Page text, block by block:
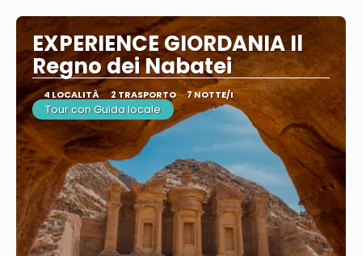
EXPERIENCE GIORDANIA Il
Regno dei Nabatei
4 LOCALITÀ 2 TRASPORTO 7 NOTTE/I
Tour con Guida locale